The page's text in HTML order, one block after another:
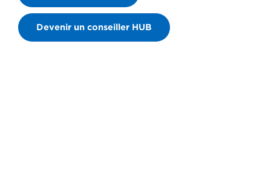
Devenir un conseiller HUB